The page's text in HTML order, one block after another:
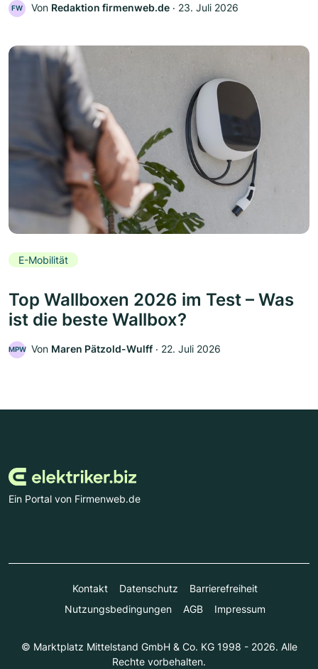
FW Von Redaktion firmenweb.de ‧ 23. Juli 2026
E-Mobilität
Top Wallboxen 2026 im Test – Was
ist die beste Wallbox?
MPW Von Maren Pätzold-Wulff ‧ 22. Juli 2026
Ein Portal von Firmenweb.de
Kontakt Datenschutz
Barrierefreiheit
Nutzungsbedingungen
AGB Impressum
© Marktplatz Mittelstand GmbH & Co. KG 1998 - 2026. Alle
Rechte vorbehalten.